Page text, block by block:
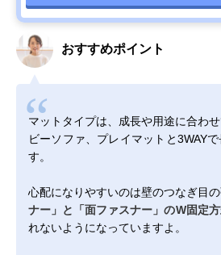
おすすめポイント
マットタイプは、成長や用途に合わ
ビーソファ、プレイマットと3WAY
す。
心配になりやすいのは壁のつなぎ目の
ナー」と「面ファスナー」のW固定
れないようになっていますよ。